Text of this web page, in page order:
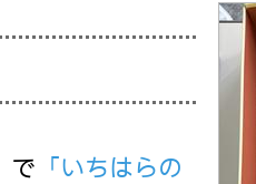
で 「いちはらの